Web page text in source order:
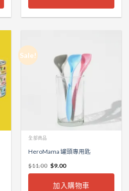
Sale!
全部商品
HeroMama 罐頭專用匙
$11.00 $9.00
加入購物車